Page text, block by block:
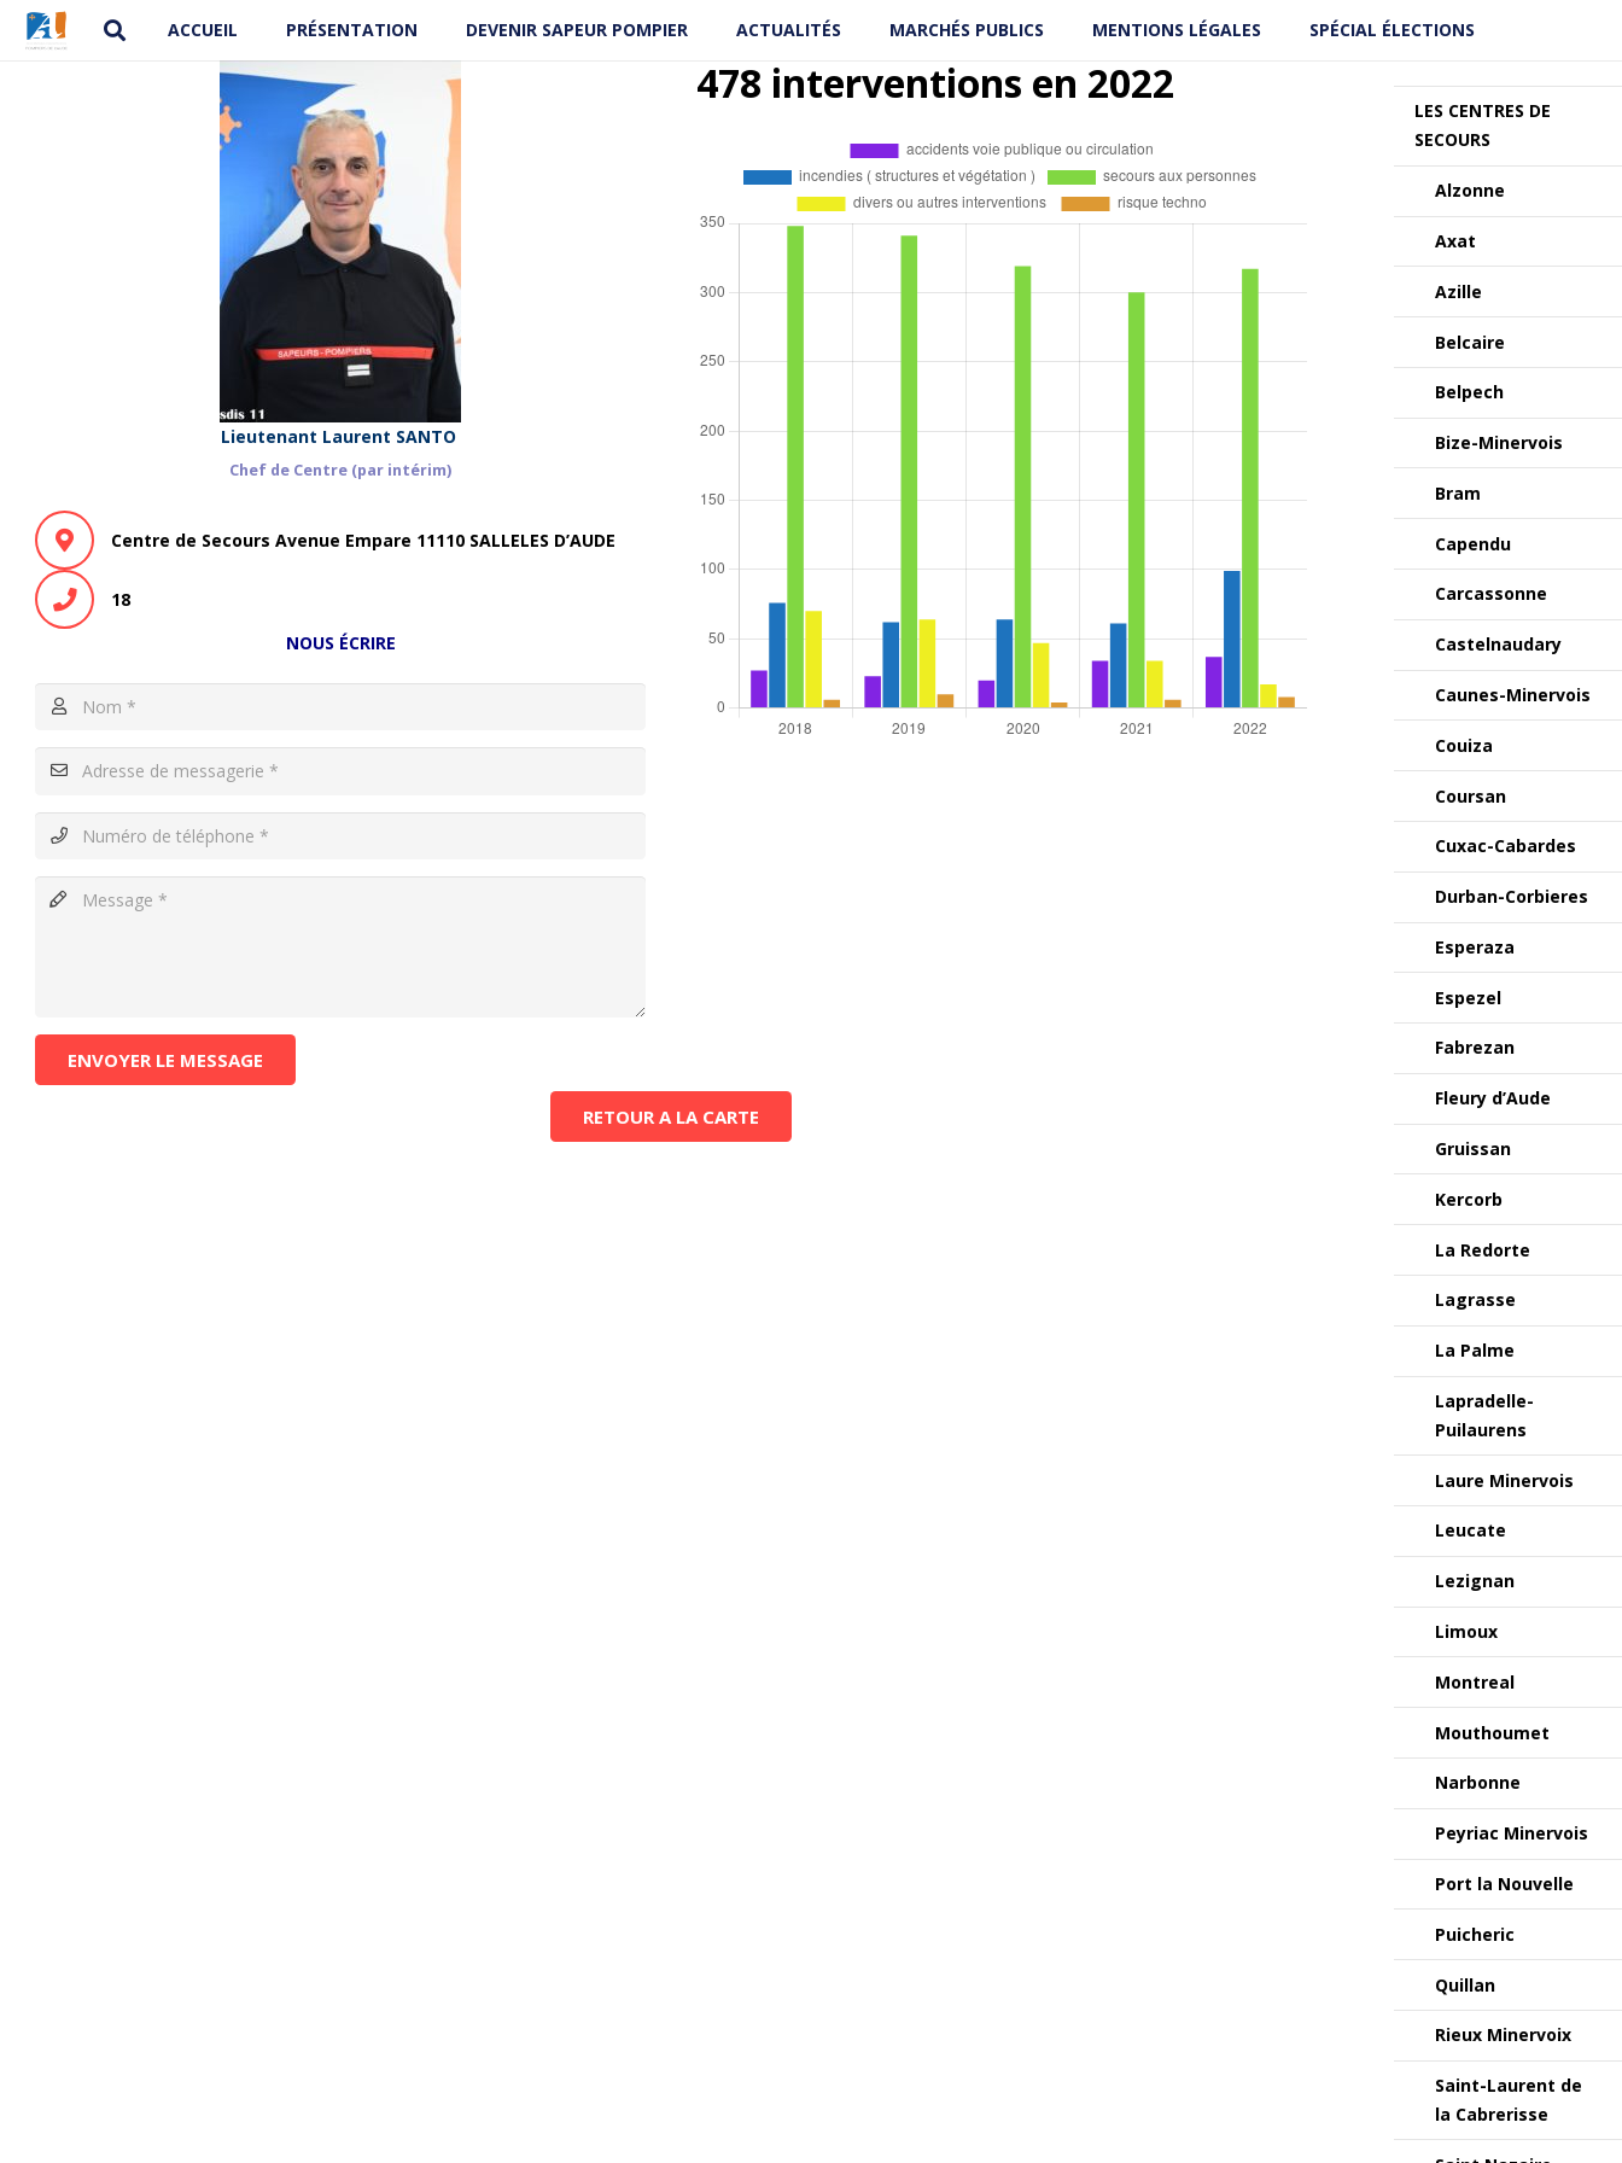
ACCUEIL PRÉSENTATION DEVENIR SAPEUR POMPIER ACTUALITÉS MARCHÉS PUBLICS MENTIONS LÉGALES SPÉCIAL ÉLECTIONS
Lieutenant Laurent SANTO
Chef de Centre (par intérim)
Centre de Secours Avenue Empare 11110 SALLELES D’AUDE
18
NOUS ÉCRIRE
ENVOYER LE MESSAGE
478 interventions en 2022
RETOUR A LA CARTE
LES CENTRES DE
SECOURS
Alzonne
Axat
Azille
Belcaire
Belpech
Bize-Minervois
Bram
Capendu
Carcassonne
Castelnaudary
Caunes-Minervois
Couiza
Coursan
Cuxac-Cabardes
Durban-Corbieres
Esperaza
Espezel
Fabrezan
Fleury d’Aude
Gruissan
Kercorb
La Redorte
Lagrasse
La Palme
Lapradelle-
Puilaurens
Laure Minervois
Leucate
Lezignan
Limoux
Montreal
Mouthoumet
Narbonne
Peyriac Minervois
Port la Nouvelle
Puicheric
Quillan
Rieux Minervoix
Saint-Laurent de
la Cabrerisse